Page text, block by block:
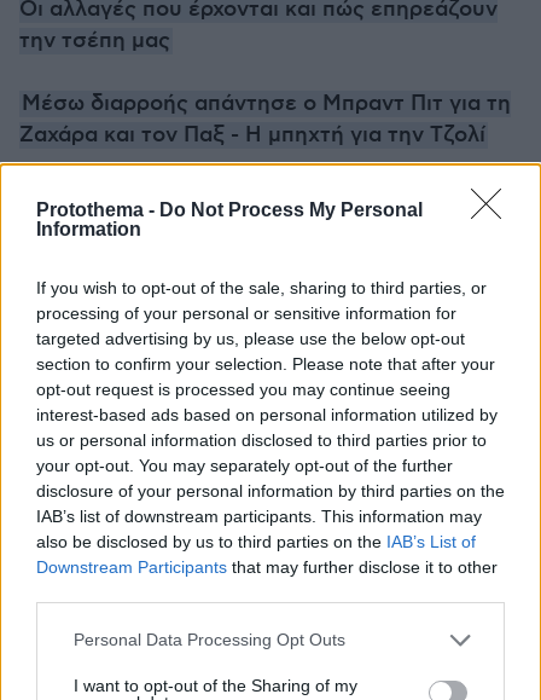
Protothema - Do Not Process My Personal
Information
If you wish to opt-out of the sale, sharing to third parties, or
processing of your personal or sensitive information for
targeted advertising by us, please use the below opt-out
section to confirm your selection. Please note that after your
opt-out request is processed you may continue seeing
interest-based ads based on personal information utilized by
us or personal information disclosed to third parties prior to
your opt-out. You may separately opt-out of the further
disclosure of your personal information by third parties on the
IAB’s list of downstream participants. This information may
also be disclosed by us to third parties on the IAB’s List of
Downstream Participants that may further disclose it to other
Please note that this website/app uses one or more Google
not limited to your visit or usage behaviour. You may click to
Personal Data Processing Opt Outs
I want to opt-out of the Sharing of my
Οι αλλαγές που έρχονται και πώς επηρεάζουν
την τσέπη μας
Μέσω διαρροής απάντησε ο Μπραντ Πιτ για τη
Ζαχάρα και τον Παξ - Η μπηχτή για την Τζολί
Φωτογραφίες: Ο βασιλιάς Κάρολος φόρεσε
γραβάτα με την ελληνική σημαία για να
Thema Insights
Ακολουθήστε τοprotothema.gr στο Google News
και μάθετε πρώτοι όλες τις ειδήσεις
Δείτε όλες τις τελευταίεςΕιδήσεις από την Ελλάδα
και τον Κόσμο, τη στιγμή που συμβαίνουν, στο
Protothema.gr